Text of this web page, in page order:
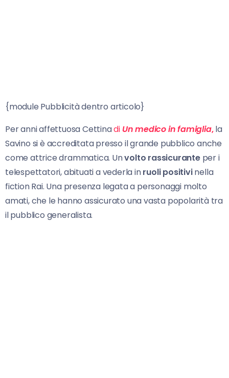
{module Pubblicità dentro articolo}
Per anni affettuosa Cettinadi Un medico in famiglia,la
Savino si è accreditata presso il grande pubblico anche
come attrice drammatica. Unvolto rassicuranteper i
telespettatori, abituati a vederla inruoli positivinella
fiction Rai. Una presenza legata a personaggi molto
amati, che le hanno assicurato una vasta popolarità tra
il pubblico generalista.